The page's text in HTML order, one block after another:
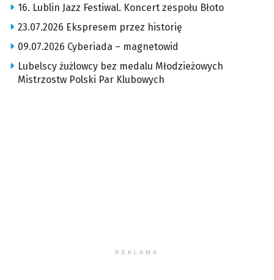
16. Lublin Jazz Festiwal. Koncert zespołu Błoto
23.07.2026 Ekspresem przez historię
09.07.2026 Cyberiada – magnetowid
Lubelscy żużlowcy bez medalu Młodzieżowych
Mistrzostw Polski Par Klubowych
REKLAMA